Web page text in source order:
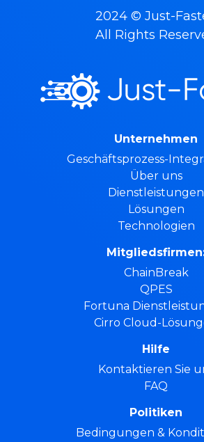
2024 © Just-
All Rights
Unternehmen
Geschäftsprozess-
Über uns
Dienstleistungen
Lösungen
Technologien
ChainBreak
QPES
Fortuna
Cirro Cloud-
Hilfe
Kontaktieren Sie
FAQ
Politiken
Bedingungen &